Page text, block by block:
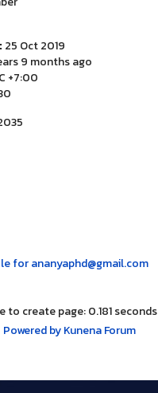
25 Oct 2019
9 months ago
+7:00
for ananyaphd@gmail.com
to create page: 0.181 seconds
Powered by Kunena Forum